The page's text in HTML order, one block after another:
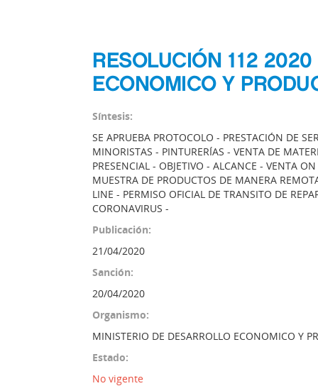
RESOLUCIÓN 112
ECONOMICO Y
Síntesis:
SE APRUEBA PROTOCOLO - PRESTACIÓN DE
MINORISTAS - PINTURERÍAS - VENTA DE
PRESENCIAL - OBJETIVO - ALCANCE - VENTA
MUESTRA DE PRODUCTOS DE MANERA
LINE - PERMISO OFICIAL DE TRANSITO DE
CORONAVIRUS -
Publicación:
21/04/2020
Sanción:
20/04/2020
Organismo:
MINISTERIO DE DESARROLLO ECONOMICO Y
Estado:
No vigente